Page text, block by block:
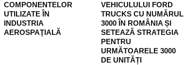
COMPONENTELOR
UTILIZATE ÎN
INDUSTRIA
AEROSPAŢIALĂ
VEHICULULUI FORD
TRUCKS CU NUMĂRUL
3000 ÎN ROMÂNIA ȘI
SETEAZĂ STRATEGIA
PENTRU
URMĂTOARELE 3000
DE UNITĂȚI